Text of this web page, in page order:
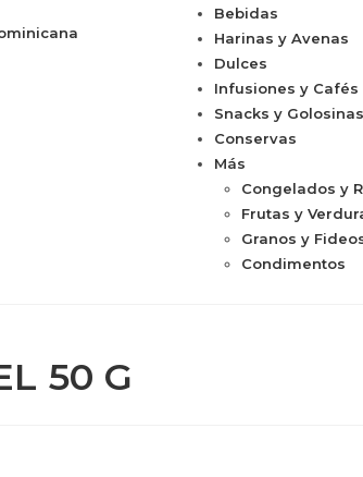
Bebidas
Harinas y Avenas
Dulces
Infusiones y Cafés
Snacks y Golosinas
Conservas
Más
Congelados y
Frutas y
Granos y
Condimentos
50 G